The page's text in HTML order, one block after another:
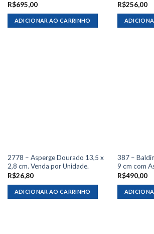
R$695,00
ADICIONAR AO CARRINHO
R$256,00
2778 – Asperge Dourado 13,5 x
2,8 cm. Venda por Unidade.
R$26,80
ADICIONAR AO CARRINHO
387 –
9 cm com
R$490,00